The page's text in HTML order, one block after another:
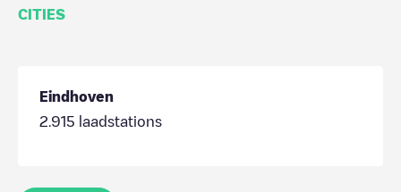
CITIES
Eindhoven
2.915 laadstations